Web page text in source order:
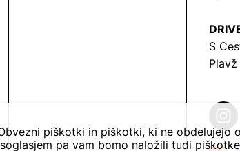
S
piškotki in piškotki, ki ne obdelujejo
pa vam bomo naložili tudi